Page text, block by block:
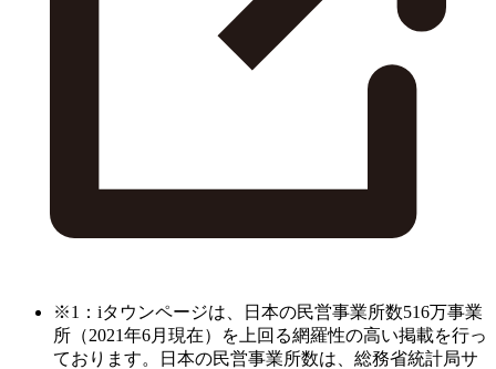
※1：iタウンページは、日本の民営事業所数516万事業
所（2021年6月現在）を上回る網羅性の高い掲載を行っ
ております。日本の民営事業所数は、総務省統計局サ